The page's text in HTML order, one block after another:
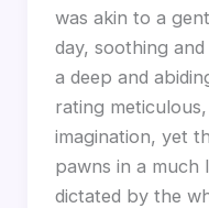
was akin to a
day, soothing
a deep and
rating
imagination, yet
pawns in a much
dictated by the